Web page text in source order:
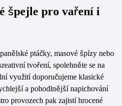
špejle pro vaření i
ptáčky, masové špízy nebo
tvoření, spolehněte se na
využití doporučujeme klasické
a pohodlnější napichování
provozech pak zajistí hrocené